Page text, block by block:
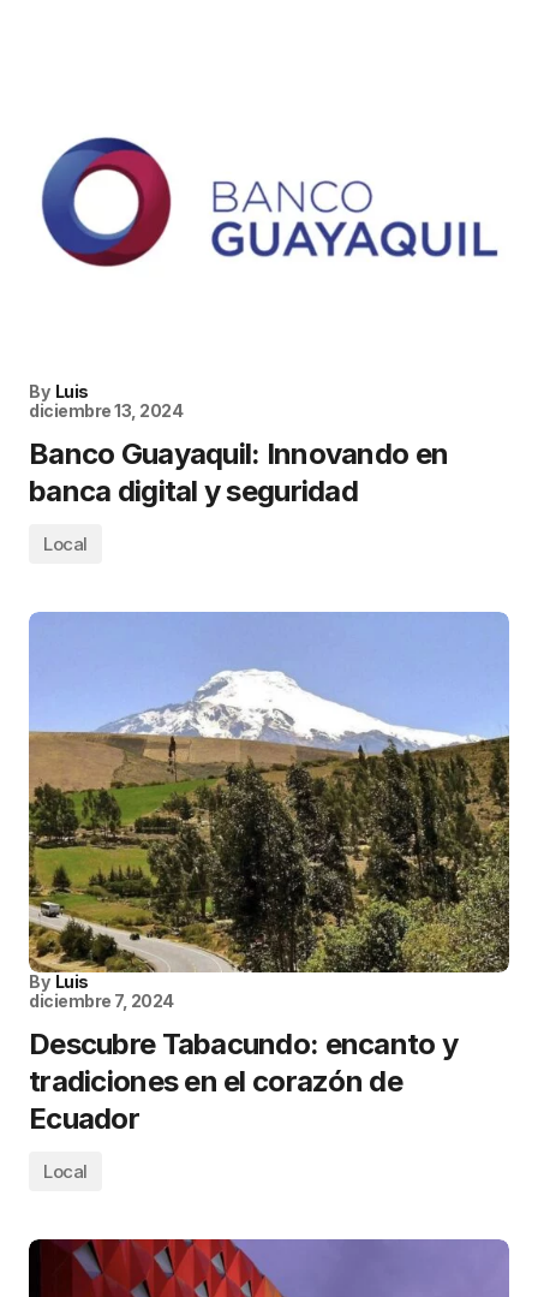
By Luis
diciembre 13, 2024
Banco Guayaquil: Innovando en
banca digital y seguridad
Local
By Luis
diciembre 7, 2024
Descubre Tabacundo: encanto y
tradiciones en el corazón de
Ecuador
Local